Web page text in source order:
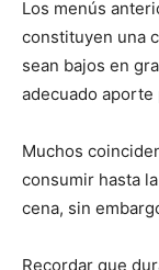
Los menús
constituyen una
sean bajos en
adecuado aporte
Muchos
consumir hasta
cena, sin
Recordar que